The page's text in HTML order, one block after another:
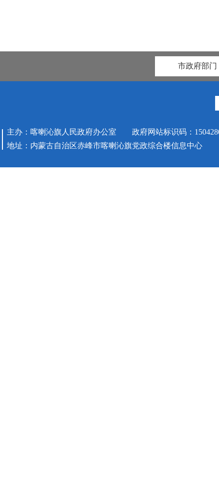
市政府部门
主办：喀喇沁旗人民政府办公室 政府网站标识码：
地址：内蒙古自治区赤峰市喀喇沁旗党政综合楼信息中心